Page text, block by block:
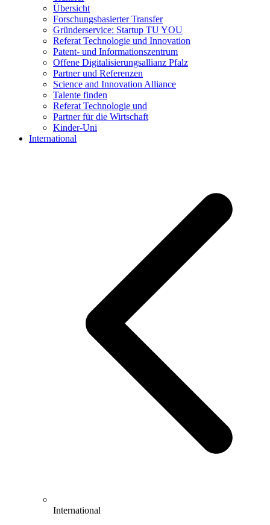
Übersicht
Forschungsbasierter Transfer
Gründerservice: Startup TU YOU
Referat Technologie und Innovation
Patent- und Informationszentrum
Offene Digitalisierungsallianz Pfalz
Partner und Referenzen
Science and Innovation Alliance
Talente finden
Referat Technologie und
Partner für die Wirtschaft
Kinder-Uni
International
International